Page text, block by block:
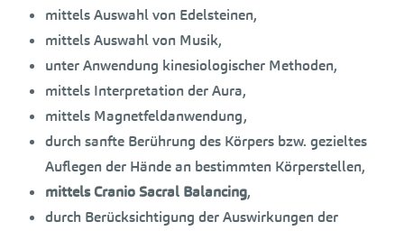
mittels Auswahl von Edelsteinen,
mittels Auswahl von Musik,
unter Anwendung kinesiologischer Methoden,
mittels Interpretation der Aura,
mittels Magnetfeldanwendung,
durch sanfte Berührung des Körpers bzw. gezieltes
Auflegen der Hände an bestimmten Körperstellen,
mittels Cranio Sacral Balancing,
durch Berücksichtigung der Auswirkungen der